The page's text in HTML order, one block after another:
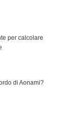
per calcolare
di Aonami?